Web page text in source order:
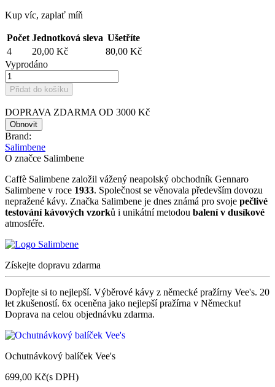
Kup víc, zaplať míň
Počet Jednotková sleva Ušetříte
4
20,00 Kč
80,00 Kč
Vyprodáno
Přidat do košíku
DOPRAVA ZDARMA OD 3000 Kč
Brand:
Salimbene
O značce Salimbene
Caffè Salimbene založil vážený neapolský obchodník Gennaro
Salimbene v roce 1933. Společnost se věnovala především dovozu
nepražené kávy. Značka Salimbene je dnes známá pro svoje pečlivé
testování kávových vzorků i unikátní metodou balení v dusíkové
atmosféře.
Získejte dopravu zdarma
Dopřejte si to nejlepší. Výběrové kávy z německé pražírny Vee's. 20
let zkušeností. 6x oceněna jako nejlepší pražírna v Německu!
Doprava na celou objednávku zdarma.
Ochutnávkový balíček Vee's
699,00 Kč(s DPH)